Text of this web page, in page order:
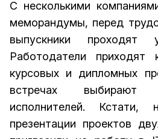
С несколькими
меморандумы, перед
выпускники проходят
Работодатели
курсовых и дипломных
встречах
исполнителей. Кстати,
презентации проектов